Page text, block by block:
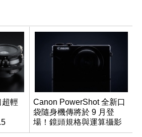
超輕
Canon PowerShot 全新口
袋隨身機傳將於 9 月登
場！鏡頭規格與運算攝影
升級成為焦點